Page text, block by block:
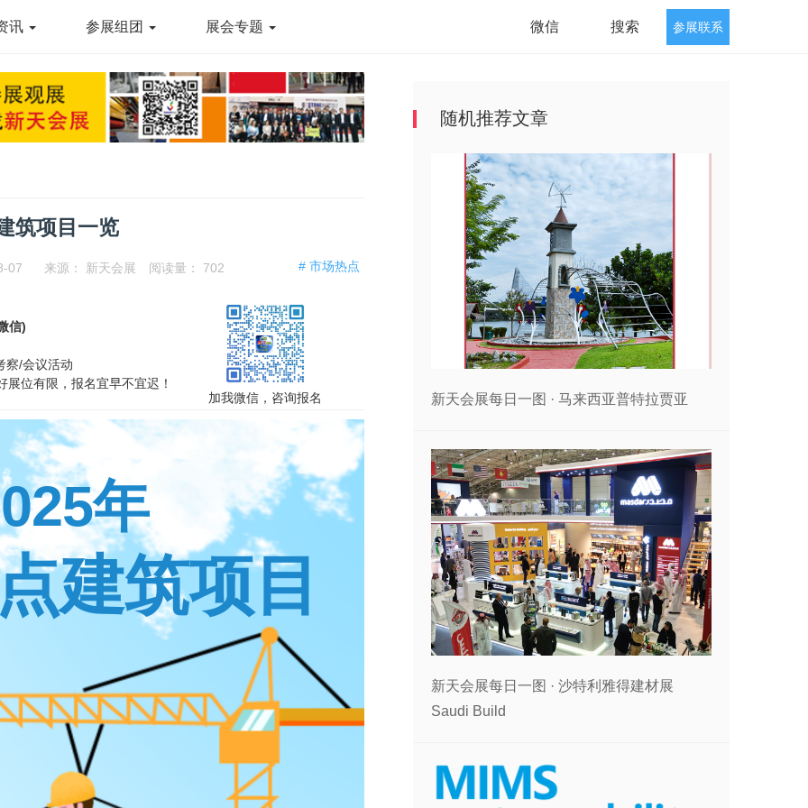
讯 参展组团 展会专题 微信 搜索 参展联系
筑项目一览
# 市场热点
07 来源： 新天会展 阅读量： 702
信)
察/会议活动
位有限，报名宜早不宜迟！
加我微信，咨询报名
年
建筑项目
随机推荐文章
新天会展每日一图 · 马来西亚普特拉贾亚
新天会展每日一图 · 沙特利雅得建材展
Saudi Build